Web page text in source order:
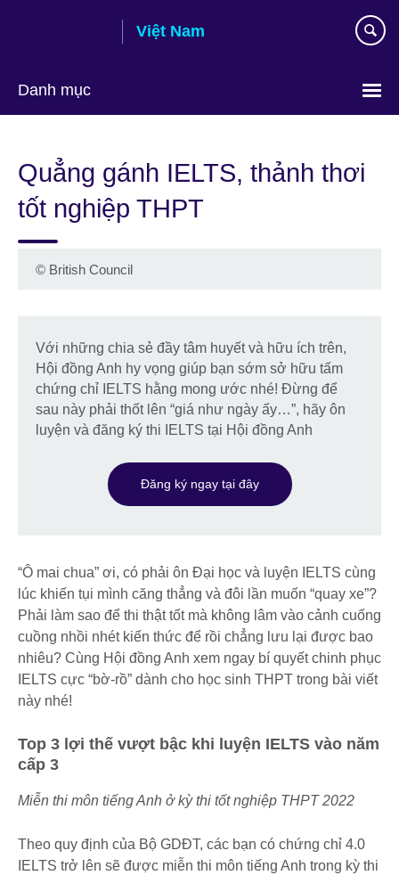
Việt Nam
Danh mục
language
Quẳng gánh IELTS, thảnh thơi
tốt nghiệp THPT
© British Council
Với những chia sẻ đầy tâm huyết và hữu ích trên,
Hội đồng Anh hy vọng giúp bạn sớm sở hữu tấm
chứng chỉ IELTS hằng mong ước nhé! Đừng để
sau này phải thốt lên “giá như ngày ấy…”, hãy ôn
luyện và đăng ký thi IELTS tại Hội đồng Anh
Đăng ký ngay tại đây
“Ô mai chua” ơi, có phải ôn Đại học và luyện IELTS cùng
lúc khiến tụi mình căng thẳng và đôi lần muốn “quay xe”?
Phải làm sao để thi thật tốt mà không lâm vào cảnh cuống
cuồng nhồi nhét kiến thức để rồi chẳng lưu lại được bao
nhiêu? Cùng Hội đồng Anh xem ngay bí quyết chinh phục
IELTS cực “bờ-rồ” dành cho học sinh THPT trong bài viết
này nhé!
Top 3 lợi thế vượt bậc khi luyện IELTS vào năm
cấp 3
Miễn thi môn tiếng Anh ở kỳ thi tốt nghiệp THPT 2022
Theo quy định của Bộ GDĐT, các bạn có chứng chỉ 4.0
IELTS trở lên sẽ được miễn thi môn tiếng Anh trong kỳ thi